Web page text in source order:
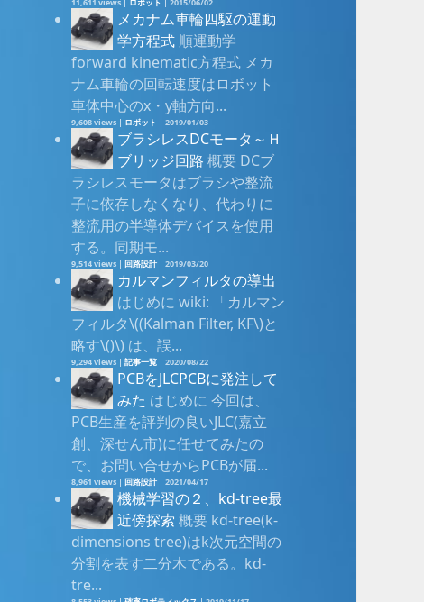
11,611 views | ロボット |2015/06/02
メカナム車輪四駆の運動
学方程式 順運動学
forward kinematic方程式 メカ
ナム車輪の回転速度はロボット
車体中心のx・y軸方向...
9,608 views | ロボット |2019/01/03
ブラシレスDCモータ～Ｈ
ブリッジ回路 概要 DCブ
ラシレスモータはブラシや整流
子に依存しなくなり、代わりに
整流用の半導体デバイスを使用
する。同期モ...
9,514 views | 回路設計 |2019/03/20
カルマンフィルタの導出
はじめに wiki: 「カルマン
フィルタ\((Kalman Filter, KF\)と
略す\()\) は、誤...
9,294 views |記事一覧 |2020/08/22
PCBをJLCPCBに発注して
みた はじめに 今回は、
PCB生産を評判の良いJLC(嘉立
創、深せん市)に任せてみたの
で、お問い合せからPCBが届...
8,961 views | 回路設計 |2021/04/17
機械学習の２、kd-tree最
近傍探索 概要 kd-tree(k-
dimensions tree)はk次元空間の
分割を表す二分木である。kd-
tre...